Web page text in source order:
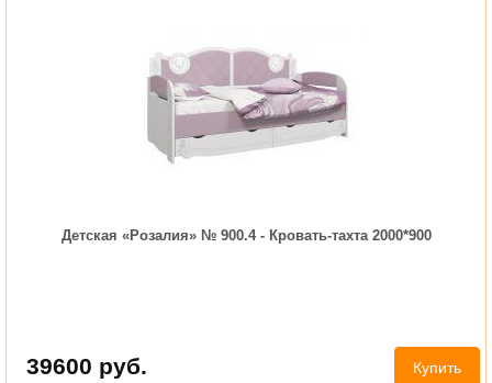
Детская «Розалия» № 900.4 - Кровать-тахта 2000*900
39600 руб. Купить